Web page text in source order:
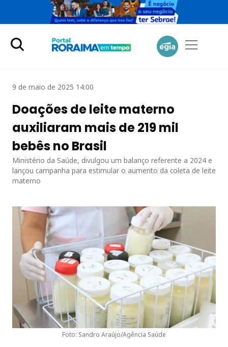
9 de maio de 2025 14:00
Doações de leite materno
auxiliaram mais de 219 mil
bebês no Brasil
Ministério da Saúde, divulgou um balanço referente a 2024 e
lançou campanha para estimular o aumento da coleta de leite
materno
Foto: Sandro Araújo/Agência Saúde